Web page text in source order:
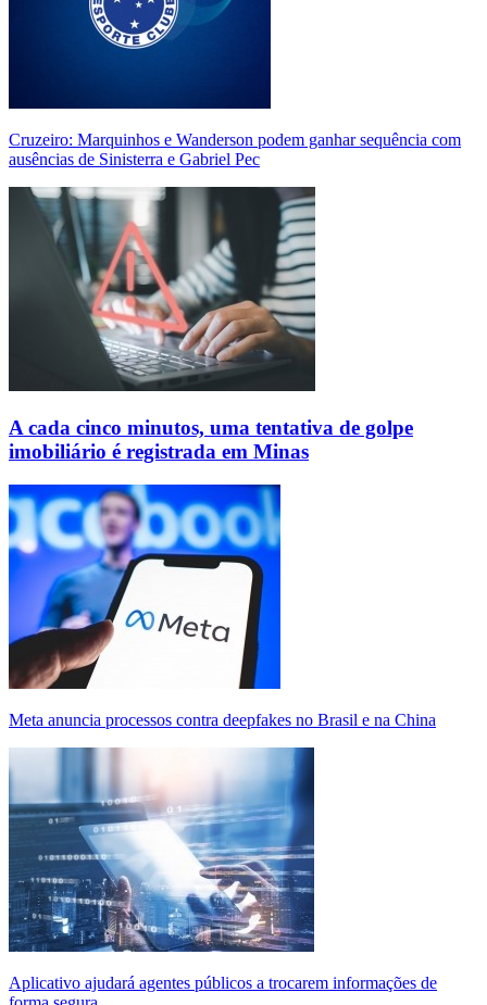
Cruzeiro: Marquinhos e Wanderson podem ganhar sequência com
ausências de Sinisterra e Gabriel Pec
A cada cinco minutos, uma tentativa de golpe
imobiliário é registrada em Minas
Meta anuncia processos contra deepfakes no Brasil e na China
Aplicativo ajudará agentes públicos a trocarem informações de